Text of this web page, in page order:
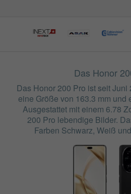
Das Honor
Das Honor 200 Pro ist seit Juni
eine Größe von 163.3 mm und
Ausgestattet mit einem 6.78
200 Pro lebendige Bilder.
Farben Schwarz, Weiß